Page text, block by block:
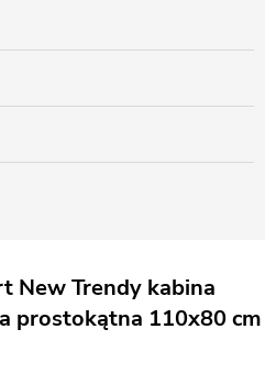
New Trendy kabina
prostokątna 110x80 cm